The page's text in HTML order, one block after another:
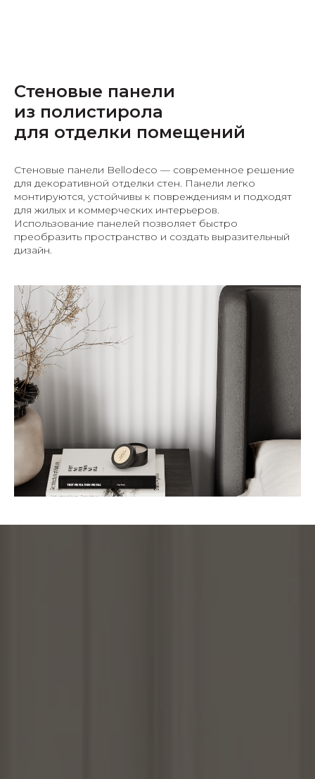
Стеновые панели
из полистирола
для отделки помещений
Стеновые панели Bellodeco — современное решение
для декоративной отделки стен. Панели легко
монтируются, устойчивы к повреждениям и подходят
для жилых и коммерческих интерьеров.
Использование панелей позволяет быстро
преобразить пространство и создать выразительный
дизайн.